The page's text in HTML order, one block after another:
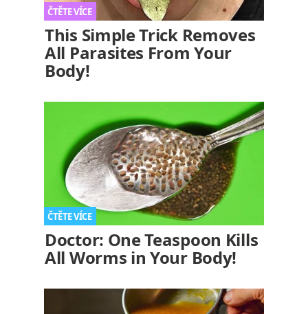
This Simple Trick Removes
All Parasites From Your
Body!
Doctor: One Teaspoon Kills
All Worms in Your Body!